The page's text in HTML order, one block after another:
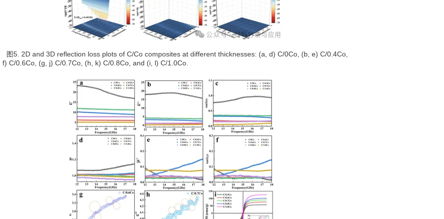
2D and 3D reflection loss plots of C/Co composites at different thicknesses: (a, d) C/0Co, (b, e) C/0.4Co,
f) C/0.6Co, (g, j) C/0.7Co, (h, k) C/0.8Co, and (i, l) C/1.0Co.